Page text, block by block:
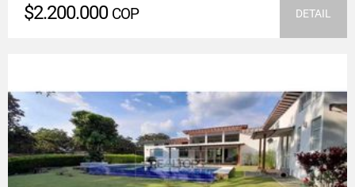
$2.200.000 COP DETAIL
VIEW DETAILS